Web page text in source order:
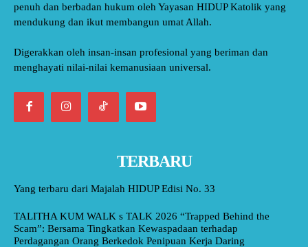
penuh dan berbadan hukum oleh Yayasan HIDUP Katolik yang
mendukung dan ikut membangun umat Allah.
Digerakkan oleh insan-insan profesional yang beriman dan
menghayati nilai-nilai kemanusiaan universal.
TERBARU
Yang terbaru dari Majalah HIDUP Edisi No. 33
TALITHA KUM WALK s TALK 2026 “Trapped Behind the
Scam”: Bersama Tingkatkan Kewaspadaan terhadap
Perdagangan Orang Berkedok Penipuan Kerja Daring